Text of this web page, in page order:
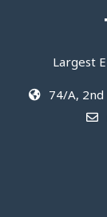
Largest
74/A,